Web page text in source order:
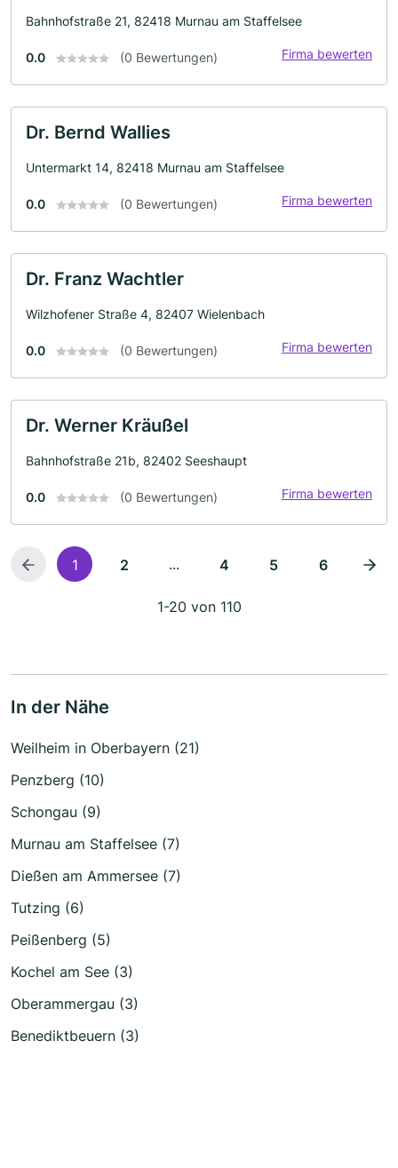
Bahnhofstraße 21, 82418 Murnau am Staffelsee
0.0 (0 Bewertungen) Firma bewerten
Dr. Bernd Wallies
Untermarkt 14, 82418 Murnau am Staffelsee
0.0 (0 Bewertungen) Firma bewerten
Dr. Franz Wachtler
Wilzhofener Straße 4, 82407 Wielenbach
0.0 (0 Bewertungen) Firma bewerten
Dr. Werner Kräußel
Bahnhofstraße 21b, 82402 Seeshaupt
0.0 (0 Bewertungen) Firma bewerten
1 2 ... 4 5 6
1-20 von 110
In der Nähe
Weilheim in Oberbayern (21)
Penzberg (10)
Schongau (9)
Murnau am Staffelsee (7)
Dießen am Ammersee (7)
Tutzing (6)
Peißenberg (5)
Kochel am See (3)
Oberammergau (3)
Benediktbeuern (3)